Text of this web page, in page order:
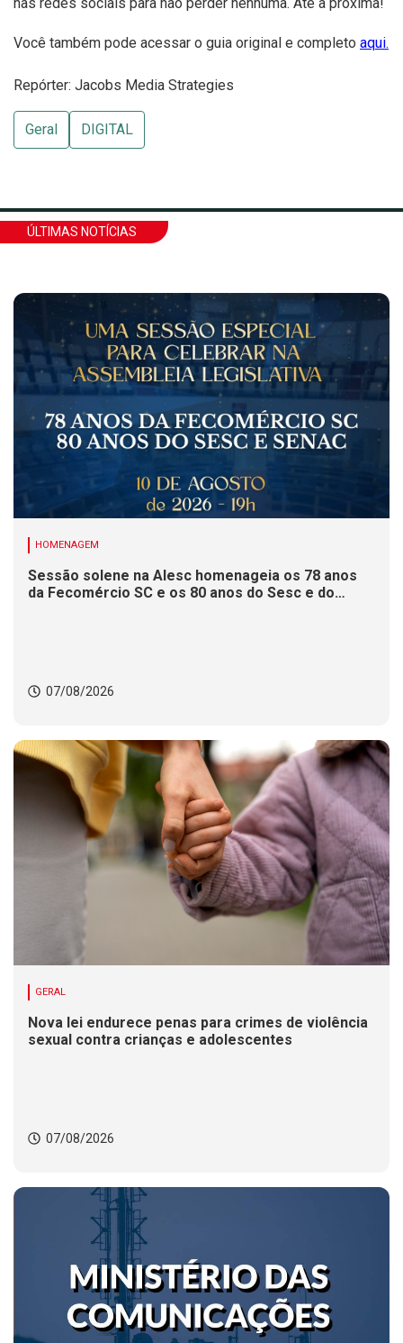
Você também pode acessar o guia original e completo aqui.
Repórter: Jacobs Media Strategies
Geral DIGITAL
ÚLTIMAS NOTÍCIAS
HOMENAGEM
Sessão solene na Alesc homenageia os 78 anos
da Fecomércio SC e os 80 anos do Sesc e do
07/08/2026
GERAL
Nova lei endurece penas para crimes de violência
sexual contra crianças e adolescentes
07/08/2026